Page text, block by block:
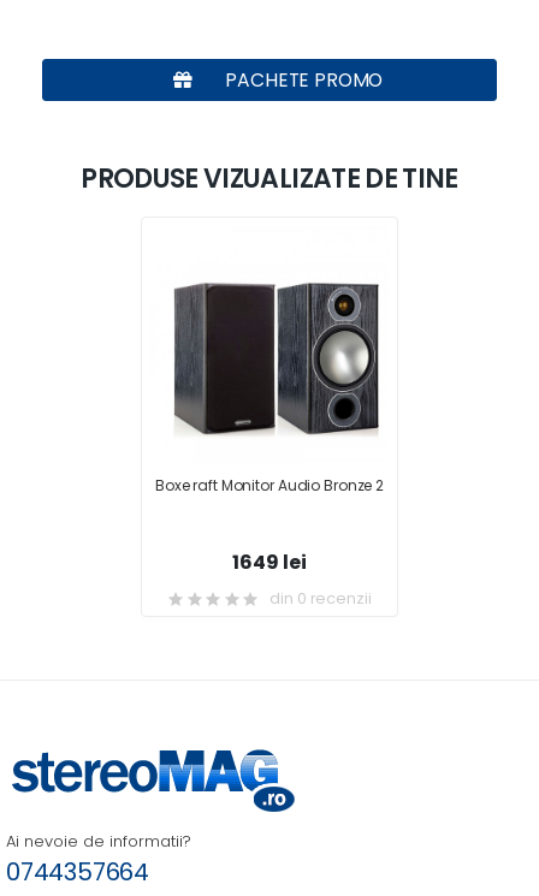
PACHETE PROMO
PRODUSE VIZUALIZATE DE TINE
Boxe raft Monitor Audio Bronze 2
1649 lei
din 0 recenzii
Ai nevoie de informatii?
0744357664